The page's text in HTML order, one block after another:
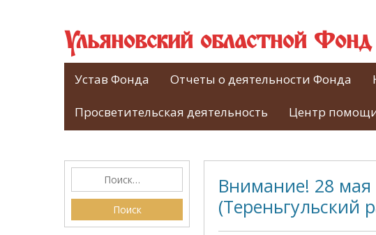
Ульяновский областной
Устав Фонда Отчеты о деятельности Фонда
Просветительская деятельность Центр
Внимание! 28 мая
(Тереньгульский